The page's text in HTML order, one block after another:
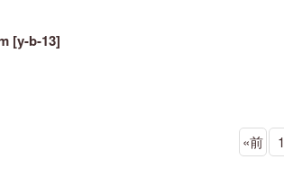
[y-b-13]
«前 1